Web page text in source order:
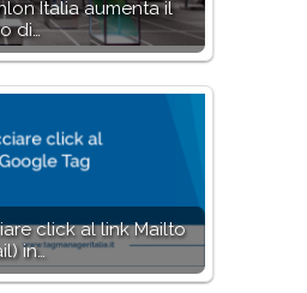
Italia aumenta il
di…
click al link Mailto
in…